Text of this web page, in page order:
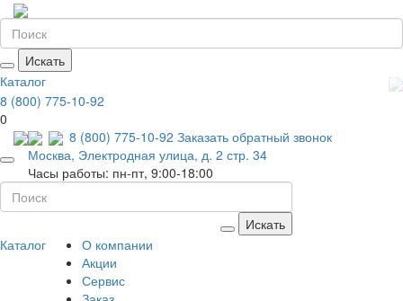
Искать
Каталог
8 (800) 775-10-92
0
8 (800) 775-10-92 Заказать обратный звонок
Москва, Электродная улица, д. 2 стр. 34
Часы работы: пн-пт, 9:00-18:00
Искать
Каталог
О компании
Акции
Сервис